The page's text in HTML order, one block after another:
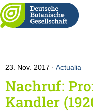
23. Nov. 2017 Actualia
Nachruf:
Kandler